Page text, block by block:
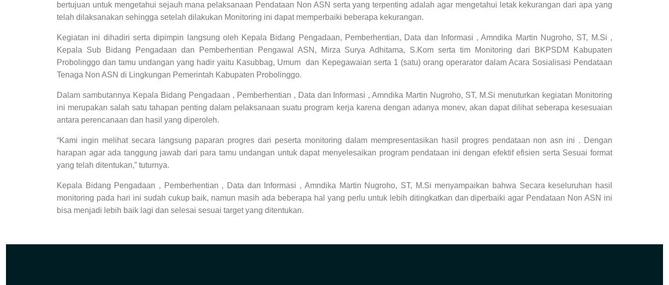
bertujuan untuk mengetahui sejauh mana pelaksanaan Pendataan Non ASN serta yang terpenting adalah agar mengetahui letak kekurangan dari apa yang
telah dilaksanakan sehingga setelah dilakukan Monitoring ini dapat memperbaiki beberapa kekurangan.
Kegiatan ini dihadiri serta dipimpin langsung oleh Kepala Bidang Pengadaan, Pemberhentian, Data dan Informasi , Amndika Martin Nugroho, ST, M.Si ,
Kepala Sub Bidang Pengadaan dan Pemberhentian Pengawal ASN, Mirza Surya Adhitama, S.Kom serta tim Monitoring dari BKPSDM Kabupaten
Probolinggo dan tamu undangan yang hadir yaitu Kasubbag, Umum dan Kepegawaian serta 1 (satu) orang operarator dalam Acara Sosialisasi Pendataan
Tenaga Non ASN di Lingkungan Pemerintah Kabupaten Probolinggo.
Dalam sambutannya Kepala Bidang Pengadaan , Pemberhentian , Data dan Informasi , Amndika Martin Nugroho, ST, M.Si menuturkan kegiatan Monitoring
ini merupakan salah satu tahapan penting dalam pelaksanaan suatu program kerja karena dengan adanya monev, akan dapat dilihat seberapa kesesuaian
antara perencanaan dan hasil yang diperoleh.
“Kami ingin melihat secara langsung paparan progres dari peserta monitoring dalam mempresentasikan hasil progres pendataan non asn ini . Dengan
harapan agar ada tanggung jawab dari para tamu undangan untuk dapat menyelesaikan program pendataan ini dengan efektif efisien serta Sesuai format
yang telah ditentukan,” tuturnya.
Kepala Bidang Pengadaan , Pemberhentian , Data dan Informasi , Amndika Martin Nugroho, ST, M.Si menyampaikan bahwa Secara keseluruhan hasil
monitoring pada hari ini sudah cukup baik, namun masih ada beberapa hal yang perlu untuk lebih ditingkatkan dan diperbaiki agar Pendataan Non ASN ini
bisa menjadi lebih baik lagi dan selesai sesuai target yang ditentukan.